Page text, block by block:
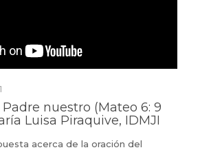
nuestro (Mateo 6: 9
Luisa Piraquive, IDMJI
acerca de la oración del